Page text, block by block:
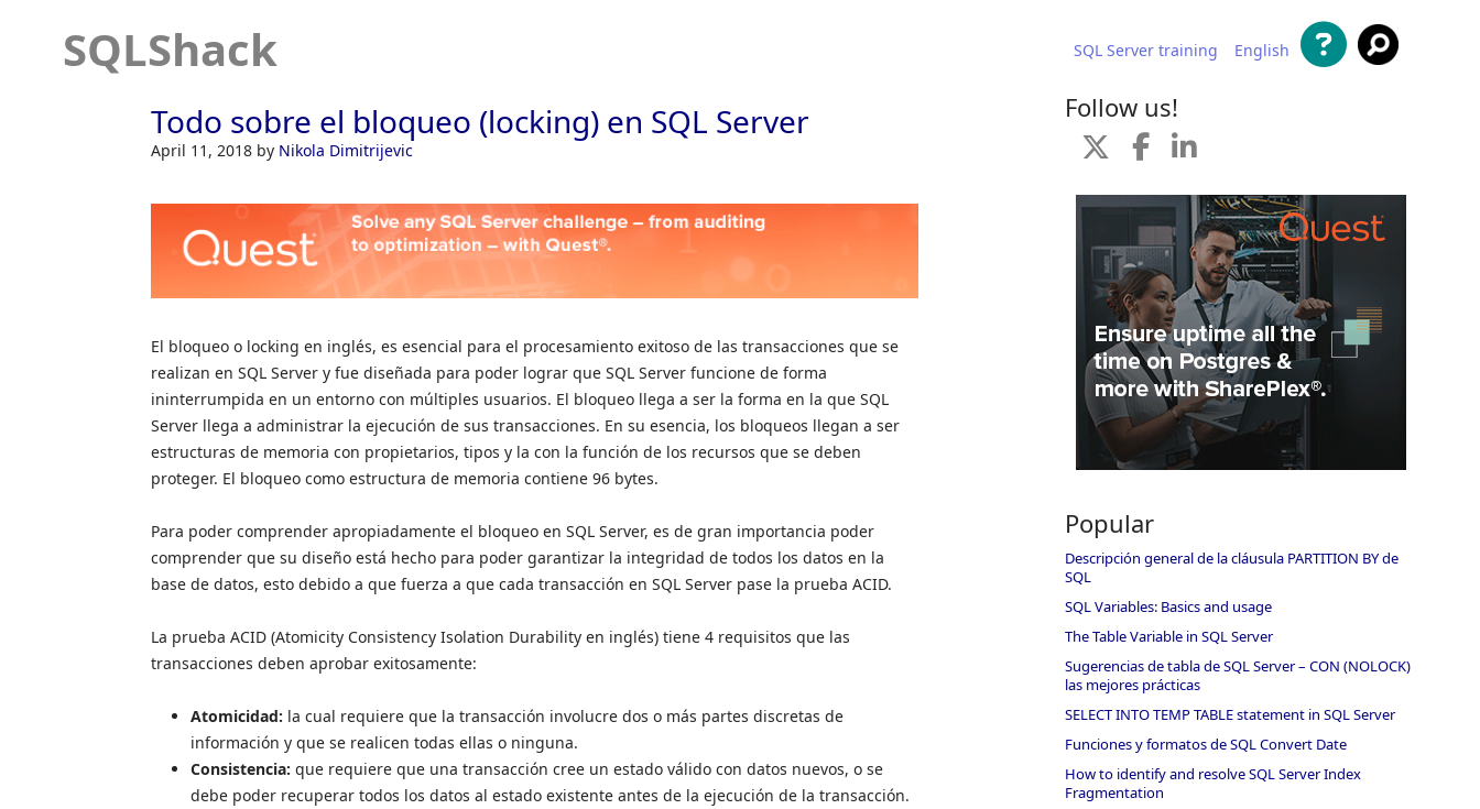
SQLShack SQL Server training English
Todo sobre el bloqueo (locking) en SQL Server
April 11, 2018 by Nikola Dimitrijevic
El bloqueo o locking en inglés, es esencial para el procesamiento exitoso de las transacciones que se
realizan en SQL Server y fue diseñada para poder lograr que SQL Server funcione de forma
ininterrumpida en un entorno con múltiples usuarios. El bloqueo llega a ser la forma en la que SQL
Server llega a administrar la ejecución de sus transacciones. En su esencia, los bloqueos llegan a ser
estructuras de memoria con propietarios, tipos y la con la función de los recursos que se deben
proteger. El bloqueo como estructura de memoria contiene 96 bytes.
Para poder comprender apropiadamente el bloqueo en SQL Server, es de gran importancia poder
comprender que su diseño está hecho para poder garantizar la integridad de todos los datos en la
base de datos, esto debido a que fuerza a que cada transacción en SQL Server pase la prueba ACID.
La prueba ACID (Atomicity Consistency Isolation Durability en inglés) tiene 4 requisitos que las
transacciones deben aprobar exitosamente:
Atomicidad: la cual requiere que la transacción involucre dos o más partes discretas de
información y que se realicen todas ellas o ninguna.
Consistencia: que requiere que una transacción cree un estado válido con datos nuevos, o se
debe poder recuperar todos los datos al estado existente antes de la ejecución de la transacción.
Follow us!
Popular
Descripción general de la cláusula PARTITION BY de
SQL
SQL Variables: Basics and usage
The Table Variable in SQL Server
Sugerencias de tabla de SQL Server – CON (NOLOCK)
las mejores prácticas
SELECT INTO TEMP TABLE statement in SQL Server
Funciones y formatos de SQL Convert Date
How to identify and resolve SQL Server Index
Fragmentation